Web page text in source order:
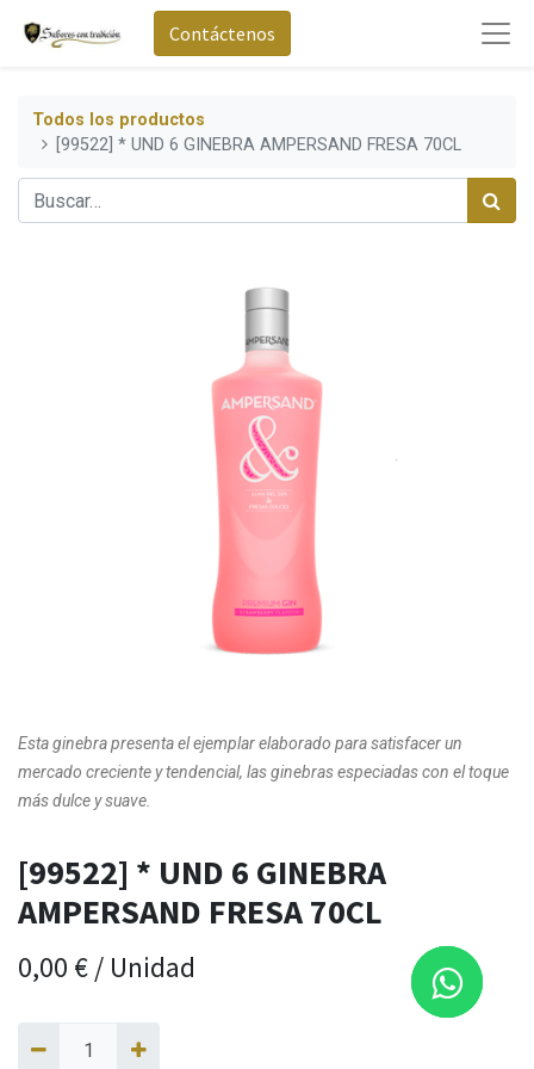
Contáctenos
Todos los productos
[99522] * UND 6 GINEBRA AMPERSAND FRESA 70CL
Esta ginebra presenta el ejemplar elaborado para satisfacer un
mercado creciente y tendencial, las ginebras especiadas con el toque
más dulce y suave.
[99522] * UND 6 GINEBRA
AMPERSAND FRESA 70CL
0,00 € / Unidad